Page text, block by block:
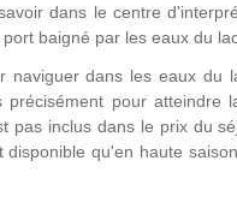
dans le centre
baigné par les eaux du
naviguer dans les eaux du
pour
pas inclus dans le prix du
qu'en haute